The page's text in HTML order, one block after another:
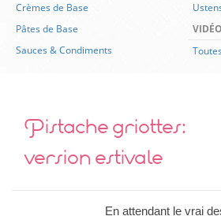
Crèmes de Base
Pâtes de Base
Sauces & Condiments
Pistache griottes:
version estivale
En attendant le vrai